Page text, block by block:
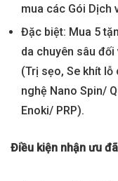
mua các Gói Dịch
Đặc biệt: Mua 5
da chuyên sâu
(Trị sẹo, Se khít
nghệ Nano Spin/
Enoki/ PRP).
Điều kiện nhận ưu